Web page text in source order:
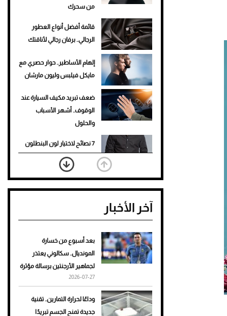
من سحرك
قائمة أفضل أنواع العطور
الرجالي.. برفان رجالي لأناقتك
إلهام الأساطير.. حوار حصري مع
مايكل فيلبس وليون مارشان
ضعف تبريد مكيف السيارة عند
الوقوف.. أشهر الأسباب
والحلول
7 نصائح لاختيار لون البنطلون
المناسب للقميص الأسود
نرى المستقبل من خلال
تصميماتنا.. كيف حجزت 1886
تمنحك فخامة استثنائية
هوى الأبطال
أفضل تدريج للشعر الطويل
لإطلالة جريئة وعصرية
آخر الأخبار
بعد أسبوع من خسارة
المونديال.. سكالوني يعتذر
لجماهير الأرجنتين برسالة مؤثرة
2026-07-27
وداعًا لحرارة التمارين.. تقنية
جديدة تمنح الجسم تبريدًا